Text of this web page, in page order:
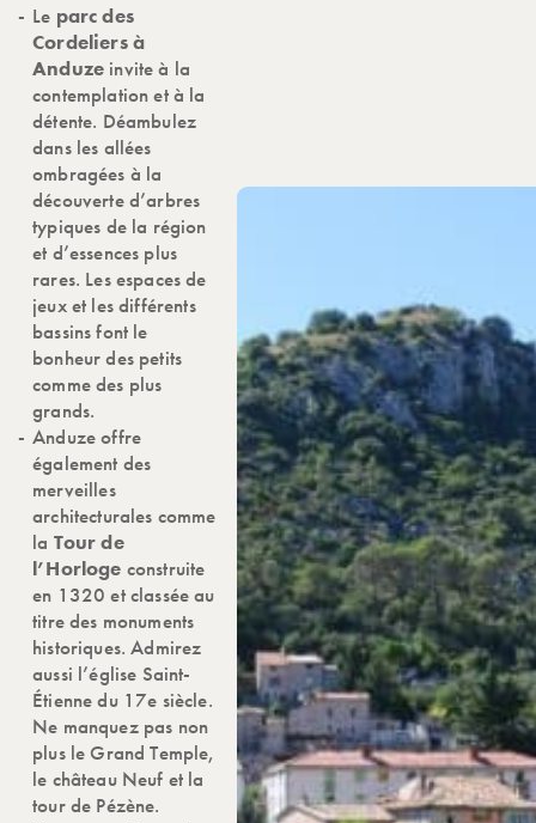
Le parc des
Cordeliers à
Anduze invite à la
contemplation et à la
détente. Déambulez
dans les allées
ombragées à la
découverte d’arbres
typiques de la région
et d’essences plus
rares. Les espaces de
jeux et les différents
bassins font le
bonheur des petits
comme des plus
grands.
Anduze offre
également des
merveilles
architecturales comme
la Tour de
l’Horloge construite
en 1320 et classée au
titre des monuments
historiques. Admirez
aussi l’église Saint-
Étienne du 17e siècle.
Ne manquez pas non
plus le Grand Temple,
le château Neuf et la
tour de Pézène.